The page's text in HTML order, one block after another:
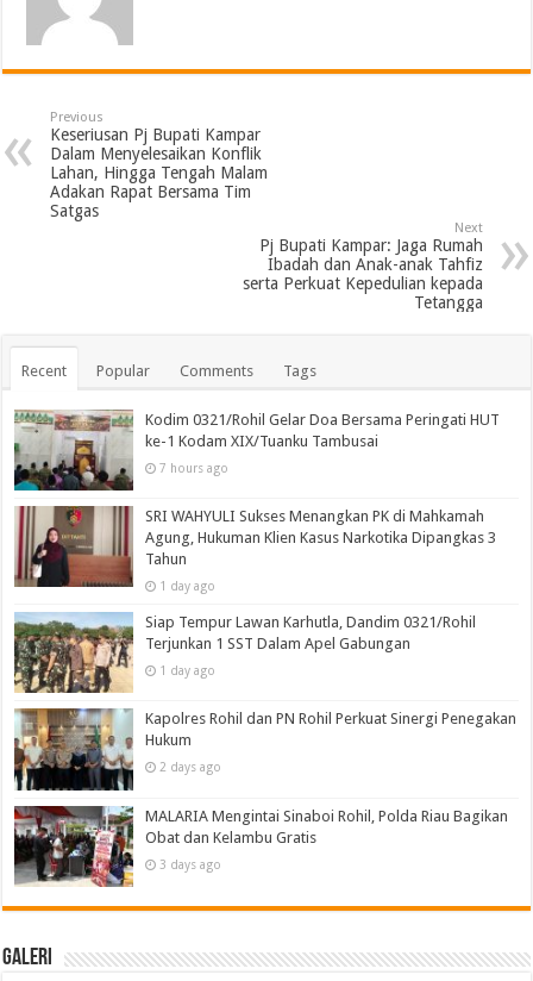
Previous
Keseriusan Pj Bupati Kampar
Dalam Menyelesaikan Konflik
Lahan, Hingga Tengah Malam
Adakan Rapat Bersama Tim
Satgas
Next
Pj Bupati Kampar: Jaga Rumah
Ibadah dan Anak-anak Tahfiz
serta Perkuat Kepedulian kepada
Tetangga
Recent Popular Comments Tags
Kodim 0321/Rohil Gelar Doa Bersama Peringati HUT
ke-1 Kodam XIX/Tuanku Tambusai
7 hours ago
SRI WAHYULI Sukses Menangkan PK di Mahkamah
Agung, Hukuman Klien Kasus Narkotika Dipangkas 3
Tahun
1 day ago
Siap Tempur Lawan Karhutla, Dandim 0321/Rohil
Terjunkan 1 SST Dalam Apel Gabungan
1 day ago
Kapolres Rohil dan PN Rohil Perkuat Sinergi Penegakan
Hukum
2 days ago
MALARIA Mengintai Sinaboi Rohil, Polda Riau Bagikan
Obat dan Kelambu Gratis
3 days ago
Galeri